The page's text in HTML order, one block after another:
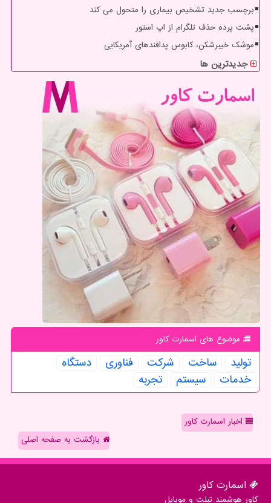
برچسب جدید تشخیص بیماری را متحول می کند
پشت پرده حذف تلگرام از اپ استور
موشک خیبرشکن، کابوس پدافندهای آمریکایی
جدیدترین ها
موضوع های اسمارت كاور
تولید ساخت شركت فناوری
دستگاه
خدمات
سیستم تجربه
اخبار اسمارت کاور
بازگشت به صفحه اصلی
اسمارت كاور
کاور هوشمند تبلت و موبایل